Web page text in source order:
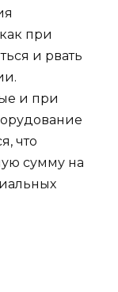
при
и рвать
и при
что
сумму на